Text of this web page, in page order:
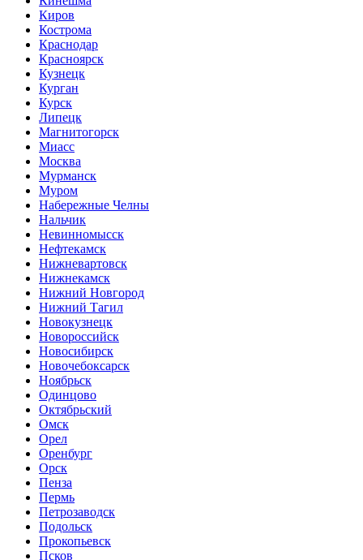
Киров
Кострома
Краснодар
Красноярск
Кузнецк
Курган
Курск
Липецк
Магнитогорск
Миасс
Москва
Мурманск
Муром
Набережные Челны
Нальчик
Невинномысск
Нефтекамск
Нижневартовск
Нижнекамск
Нижний Новгород
Нижний Тагил
Новокузнецк
Новороссийск
Новосибирск
Новочебоксарск
Ноябрьск
Одинцово
Октябрьский
Омск
Орел
Оренбург
Орск
Пенза
Пермь
Петрозаводск
Подольск
Прокопьевск
Псков